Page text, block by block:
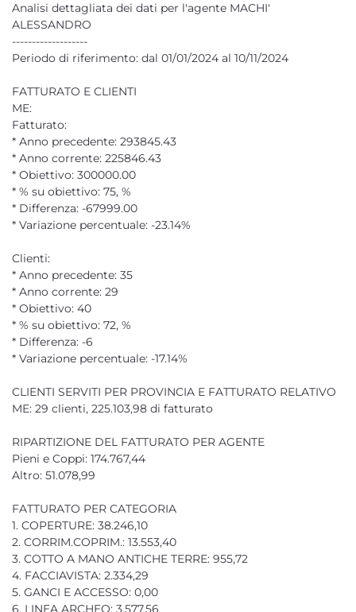
Analisi dettagliata dei dati per l'agente MACHI'
ALESSANDRO
-------------------
Periodo di riferimento: dal 01/01/2024 al 10/11/2024
FATTURATO E CLIENTI
ME:
Fatturato:
* Anno precedente: 293845.43
* Anno corrente: 225846.43
* Obiettivo: 300000.00
* % su obiettivo: 75, %
* Differenza: -67999.00
* Variazione percentuale: -23.14%
Clienti:
* Anno precedente: 35
* Anno corrente: 29
* Obiettivo: 40
* % su obiettivo: 72, %
* Differenza: -6
* Variazione percentuale: -17.14%
CLIENTI SERVITI PER PROVINCIA E FATTURATO RELATIVO
ME: 29 clienti, 225.103,98 di fatturato
RIPARTIZIONE DEL FATTURATO PER AGENTE
Pieni e Coppi: 174.767,44
Altro: 51.078,99
FATTURATO PER CATEGORIA
1. COPERTURE: 38.246,10
2. CORRIM.COPRIM.: 13.553,40
3. COTTO A MANO ANTICHE TERRE: 955,72
4. FACCIAVISTA: 2.334,29
5. GANCI E ACCESSO: 0,00
6. LINEA ARCHEO: 3.577,56